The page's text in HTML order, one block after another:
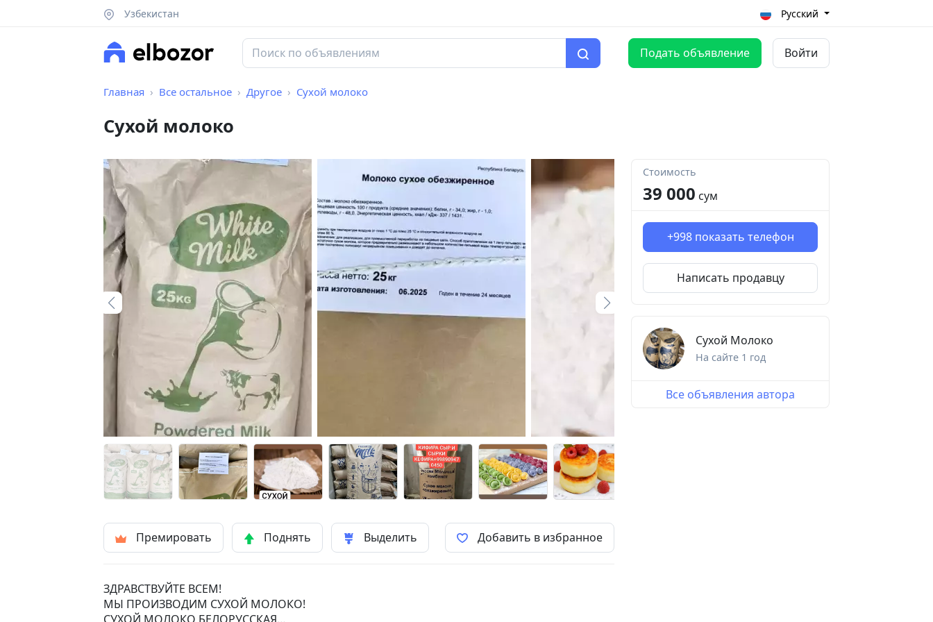
Узбекистан Русский
Подать объявление Войти
Главная Все остальное Другое Сухой молоко
Сухой молоко
Премировать Поднять Выделить Добавить в избранное
ЗДРАВСТВУЙТЕ ВСЕМ!
МЫ ПРОИЗВОДИМ СУХОЙ МОЛОКО!
Стоимость
39 000 сум
+998 показать телефон
Написать продавцу
Сухой Молоко
На сайте 1 год
Все объявления автора